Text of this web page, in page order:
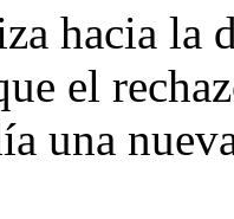
hacia
el
una